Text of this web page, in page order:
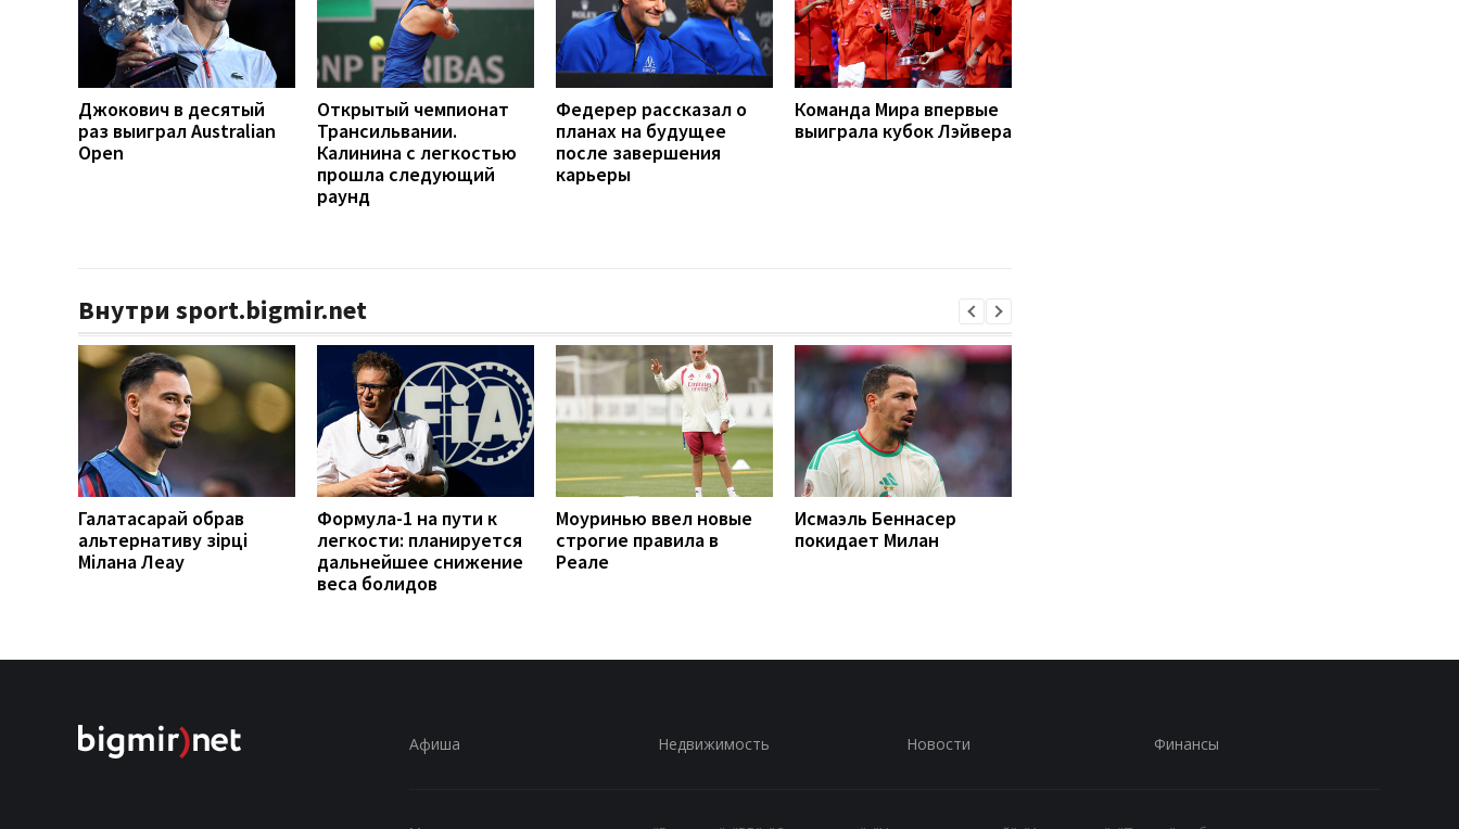
Джокович в десятый
раз выиграл Australian
Open
Открытый чемпионат
Трансильвании.
Калинина с легкостью
прошла следующий
раунд
Федерер рассказал о
планах на будущее
после завершения
карьеры
Команда Мира впервые
выиграла кубок Лэйвера
Внутри sport.bigmir.net
Галатасарай обрав
альтернативу зірці
Мілана Леау
Формула-1 на пути к
легкости: планируется
дальнейшее снижение
веса болидов
Моуринью ввел новые
строгие правила в
Реале
Исмаэль Беннасер
покидает Милан
Афиша Недвижимость Новости Финансы